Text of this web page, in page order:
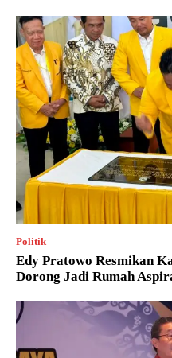
Politik
Edy Pratowo Resmikan
Dorong Jadi Rumah